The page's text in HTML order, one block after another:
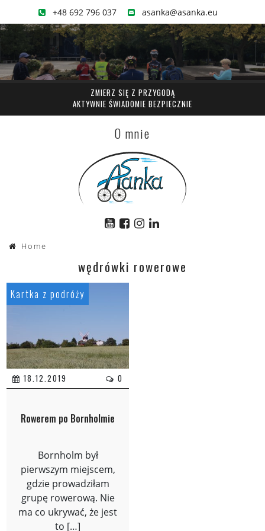
+48 692 796 037 asanka@asanka.eu
ZMIERZ SIĘ Z PRZYGODĄ
AKTYWNIE ŚWIADOMIE BEZPIECZNIE
O mnie
Home
wędrówki rowerowe
Kartka z podróży
18.12.2019 0
Rowerem po Bornholmie
Bornholm był
pierwszym miejscem,
gdzie prowadziłam
grupę rowerową. Nie
ma co ukrywać, że jest
to […]